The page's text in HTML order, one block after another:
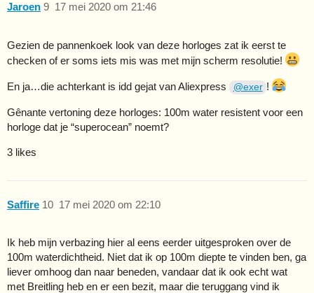
Jaroen 17 mei 2020 om 21:46
9
Gezien de pannenkoek look van deze horloges zat ik eerst te
checken of er soms iets mis was met mijn scherm resolutie!
En ja…die achterkant is idd gejat van Aliexpress @exer !
Gênante vertoning deze horloges: 100m water resistent voor een
horloge dat je “superocean” noemt?
3 likes
Saffire 17 mei 2020 om 22:10
10
Ik heb mijn verbazing hier al eens eerder uitgesproken over de
100m waterdichtheid. Niet dat ik op 100m diepte te vinden ben, ga
liever omhoog dan naar beneden, vandaar dat ik ook echt wat
met Breitling heb en er een bezit, maar die teruggang vind ik